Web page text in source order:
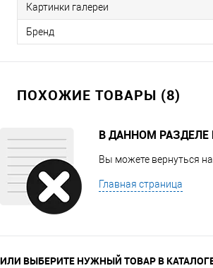
Картинки галереи
Бренд
ПОХОЖИЕ ТОВАРЫ (8)
В ДАННОМ РАЗДЕЛЕ
Вы можете вернуться на
Главная страница
ИЛИ ВЫБЕРИТЕ НУЖНЫЙ ТОВАР В